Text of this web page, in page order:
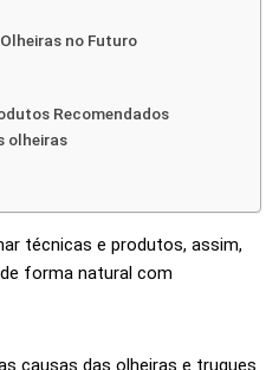
no Futuro
Recomendados
olheiras
técnicas e produtos, assim,
forma natural com
causas das olheiras e truques